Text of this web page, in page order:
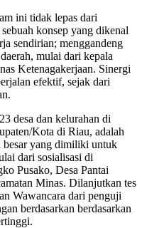
ini tidak lepas dari
konsep yang dikenal
sendirian; menggandeng
mulai dari kepala
Ketenagakerjaan. Sinergi
efektif, sejak dari
desa dan kelurahan di
Kota di Riau, adalah
besar yang dimiliki untuk
dari sosialisasi di
Pusako, Desa Pantai
Minas. Dilanjutkan tes
Wawancara dari penguji
berdasarkan berdasarkan